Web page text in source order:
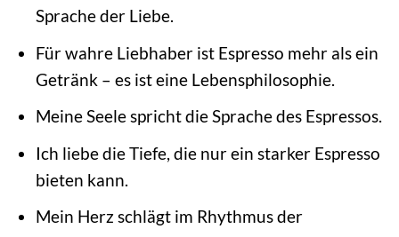
Sprache der Liebe.
Für wahre Liebhaber ist Espresso mehr als ein
Getränk – es ist eine Lebensphilosophie.
Meine Seele spricht die Sprache des Espressos.
Ich liebe die Tiefe, die nur ein starker Espresso
bieten kann.
Mein Herz schlägt im Rhythmus der